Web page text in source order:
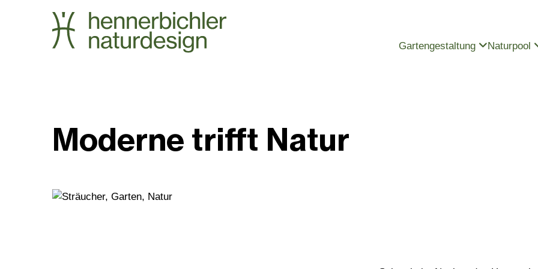
Gartengestaltung Naturpool
Moderne trifft Natur